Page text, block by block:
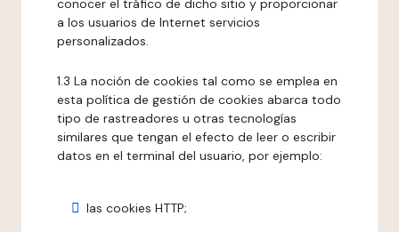
conocer el tráfico de dicho sitio y proporcionar
a los usuarios de Internet servicios
personalizados.
1.3 La noción de cookies tal como se emplea en
esta política de gestión de cookies abarca todo
tipo de rastreadores u otras tecnologías
similares que tengan el efecto de leer o escribir
datos en el terminal del usuario, por ejemplo:
las cookies HTTP;